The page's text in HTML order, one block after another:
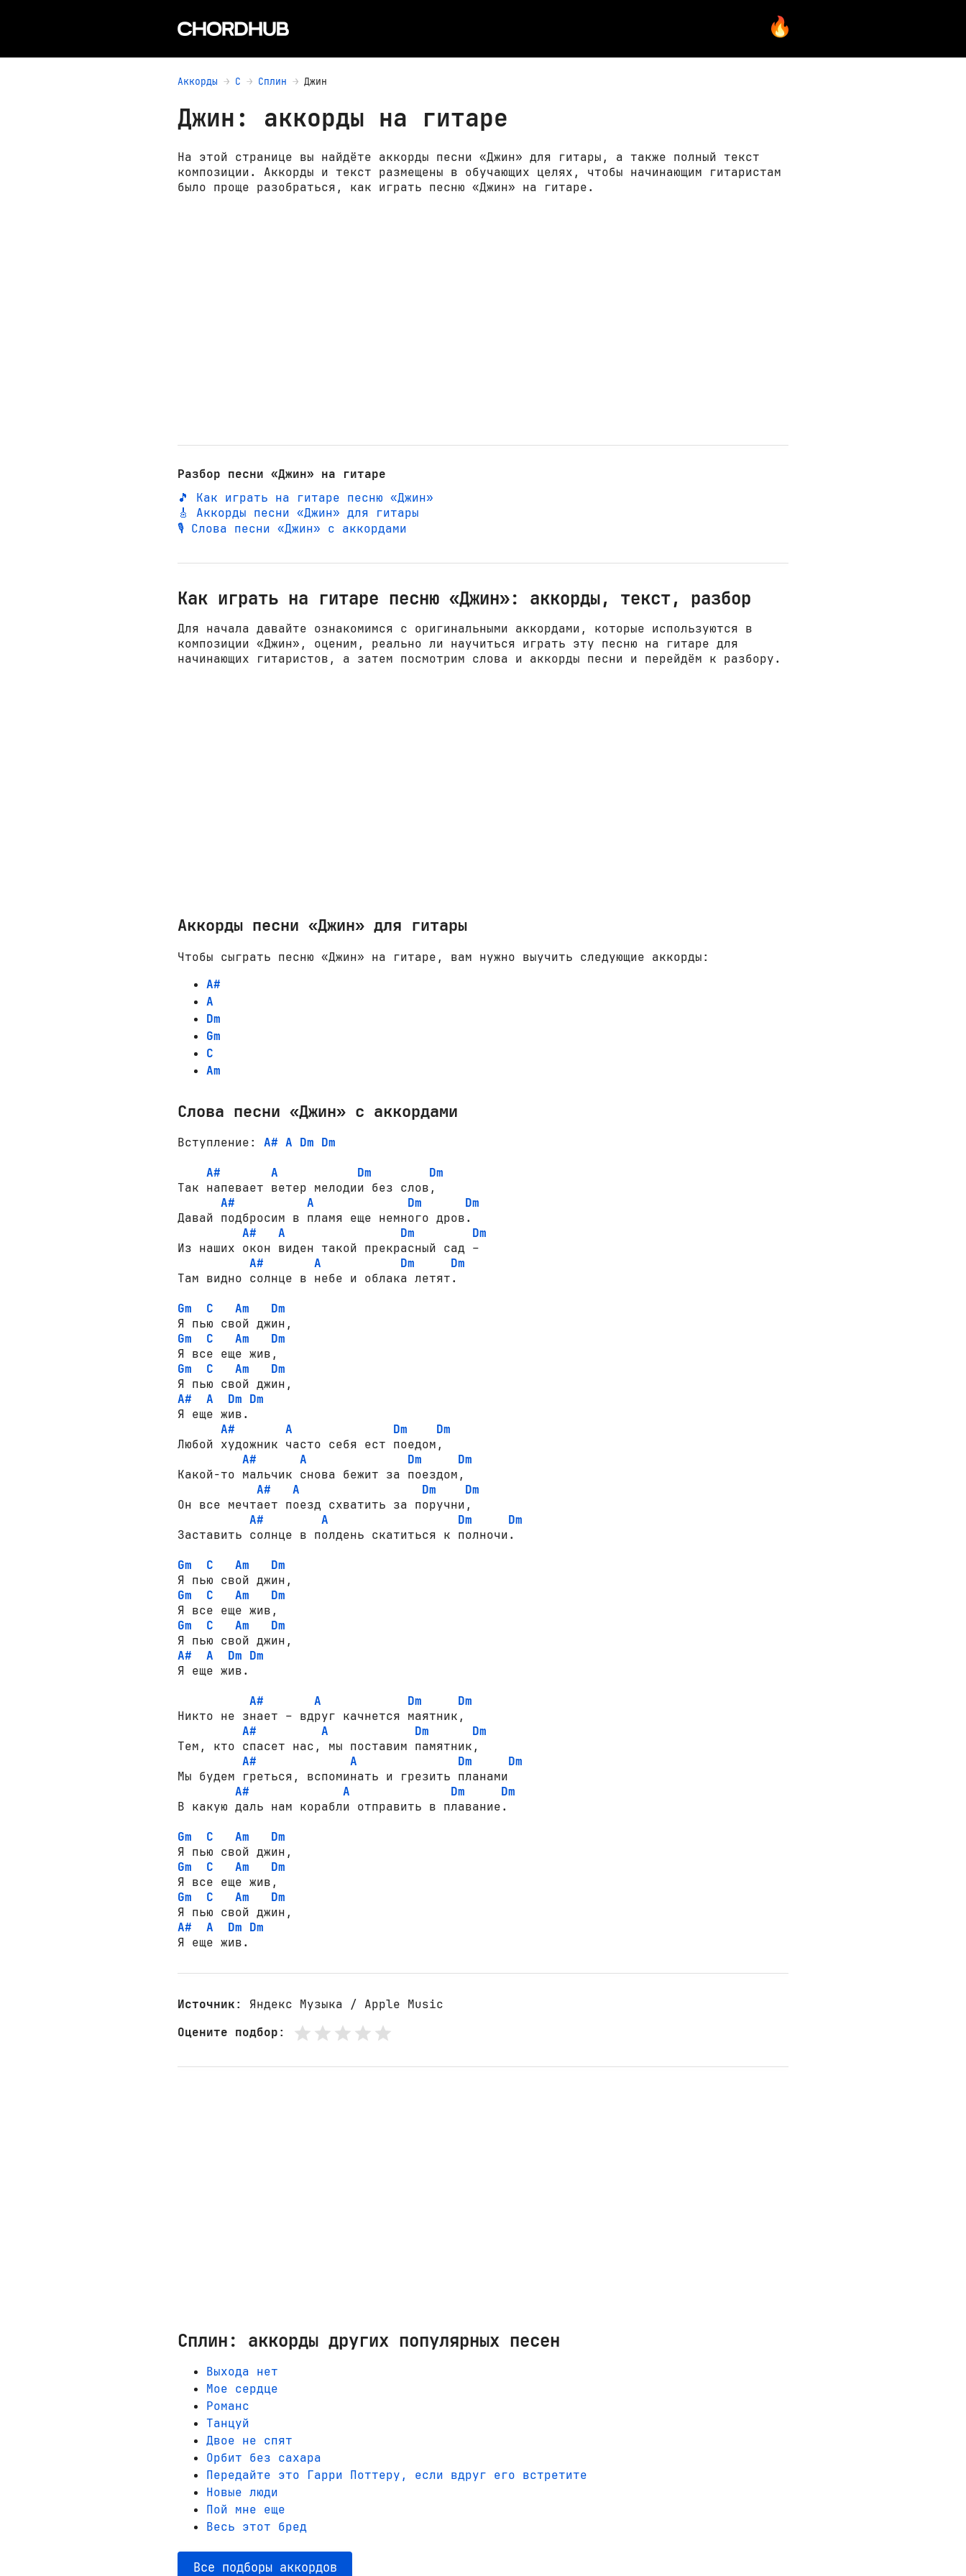
Аккорды С Сплин Джин
Джин: аккорды на гитаре
На этой странице вы найдёте аккорды песни «Джин» для гитары, а также полный текст
композиции. Аккорды и текст размещены в обучающих целях, чтобы начинающим гитаристам
было проще разобраться, как играть песню «Джин» на гитаре.
Разбор песни «Джин» на гитаре
🎵 Как играть на гитаре песню «Джин»
🎸 Аккорды песни «Джин» для гитары
🎙️ Слова песни «Джин» с аккордами
Как играть на гитаре песню «Джин»: аккорды, текст, разбор
Для начала давайте ознакомимся с оригинальными аккордами, которые используются в
композиции «Джин», оценим, реально ли научиться играть эту песню на гитаре для
начинающих гитаристов, а затем посмотрим слова и аккорды песни и перейдём к разбору.
Аккорды песни «Джин» для гитары
Чтобы сыграть песню «Джин» на гитаре, вам нужно выучить следующие аккорды:
A#
A
Dm
Gm
C
Am
Слова песни «Джин» с аккордами
Вступление: A# A Dm Dm
A#
A Dm
Dm
Так напевает ветер мелодии без слов,
A#
A Dm
Dm
Давай подбросим в пламя еще немного дров.
A#
A Dm
Dm
Из наших окон виден такой прекрасный сад –
A#
A Dm
Dm
Там видно солнце в небе и облака летят.
Gm
C Am
Dm
Gm
C Am
Dm
Gm
C Am
Dm
A#
A Dm Dm
Я еще жив.
A#
A Dm
Dm
Любой художник часто себя ест поедом,
A#
A Dm
Dm
Какой-то мальчик снова бежит за поездом,
A#
A Dm
Dm
Он все мечтает поезд схватить за поручни,
A#
A Dm
Dm
Заставить солнце в полдень скатиться к полночи.
Gm
C Am
Dm
Gm
C Am
Dm
Gm
C Am
Dm
A#
A Dm Dm
Я еще жив.
A#
A Dm
Dm
Никто не знает – вдруг качнется маятник,
A#
A Dm
Dm
Тем, кто спасет нас, мы поставим памятник,
A#
A Dm
Dm
Мы будем греться, вспоминать и грезить планами
A#
A Dm
Dm
В какую даль нам корабли отправить в плавание.
Gm
C Am
Dm
Gm
C Am
Dm
Gm
C Am
Dm
A#
A Dm Dm
Я еще жив.
Источник: Яндекс Музыка / Apple Music
Оцените подбор:
Сплин: аккорды других популярных песен
Выхода нет
Мое сердце
Романс
Танцуй
Двое не спят
Орбит без сахара
Передайте это Гарри Поттеру, если вдруг его встретите
Новые люди
Пой мне еще
Весь этот бред
Все подборы аккордов